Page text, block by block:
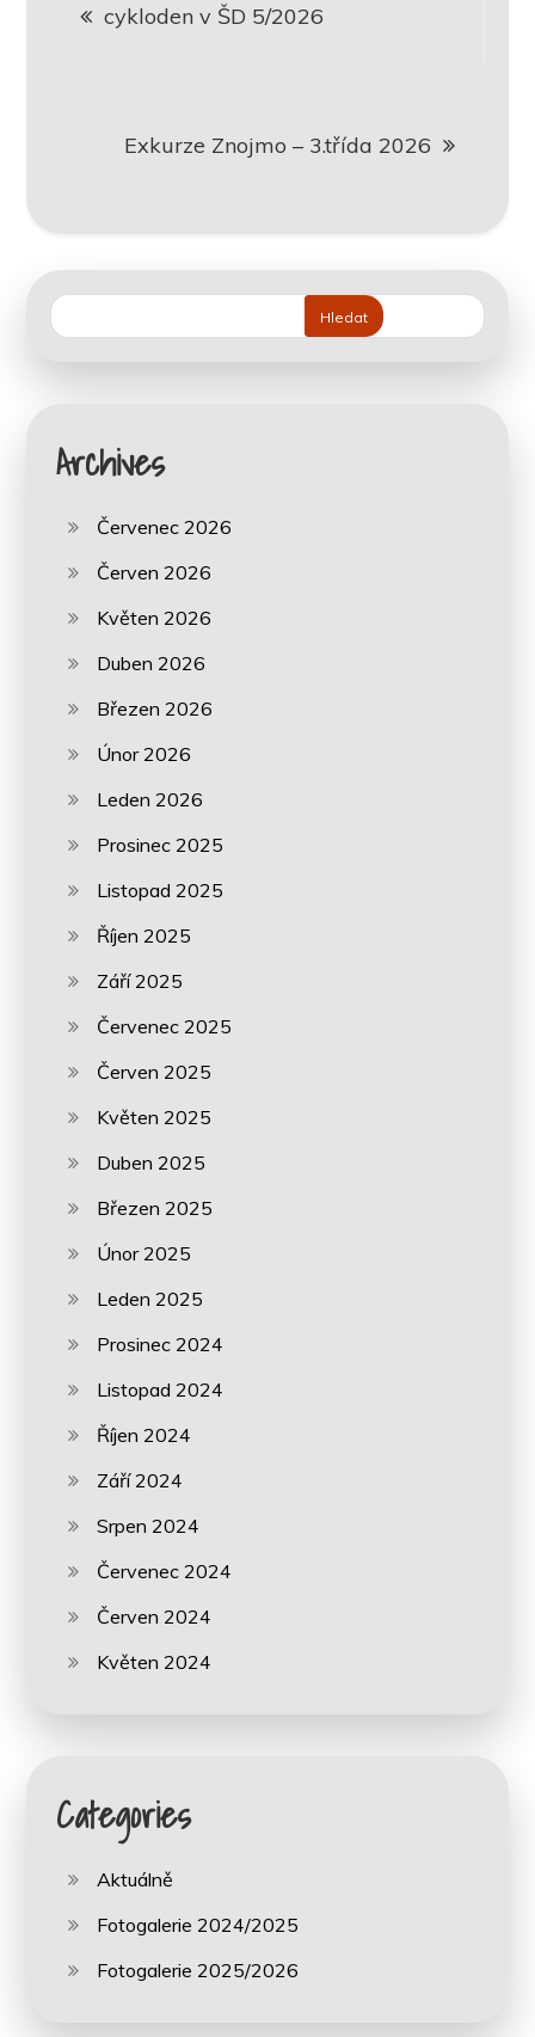
procykloden v ŠD 5/2026
Exkurze Znojmo – 3.třída 2026
Hledat
Archives
Červenec 2026
Červen 2026
Květen 2026
Duben 2026
Březen 2026
Únor 2026
Leden 2026
Prosinec 2025
Listopad 2025
Říjen 2025
Září 2025
Červenec 2025
Červen 2025
Květen 2025
Duben 2025
Březen 2025
Únor 2025
Leden 2025
Prosinec 2024
Listopad 2024
Říjen 2024
Září 2024
Srpen 2024
Červenec 2024
Červen 2024
Květen 2024
Categories
Aktuálně
Fotogalerie 2024/2025
Fotogalerie 2025/2026